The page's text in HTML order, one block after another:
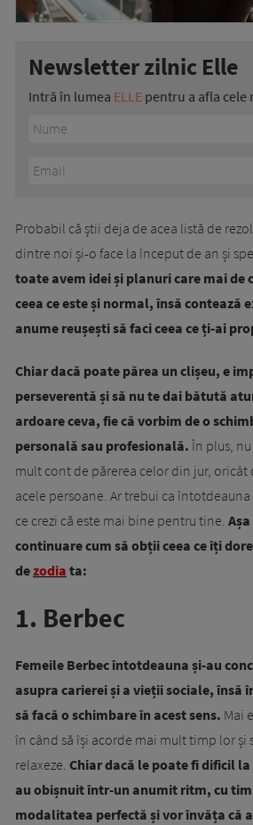
Newsletter zilnic Elle
Intră în lumea ELLE pentru a afla cele
Probabil că știi deja de acea listă de
dintre noi și-o face la început de an și
toate avem idei și planuri care mai de
ceea ce este și normal, însă contează
anume reușești să faci ceea ce ți-ai
Chiar dacă poate părea un clișeu, e
perseverentă și să nu te dai bătută
ardoare ceva, fie că vorbim de o
personală sau profesională. În plus,
mult cont de părerea celor din jur, oricât
acele persoane. Ar trebui ca întotdeauna
ce crezi că este mai bine pentru tine.
continuare cum să obții ceea ce îți
dezodia ta:
1. Berbec
Femeile Berbec întotdeauna și-au
asupra carierei și a vieții sociale, însă
să facă o schimbare în acest sens. Mai
în când să își acorde mai mult timp lor și
relaxeze. Chiar dacă le poate fi dificil
au obișnuit într-un anumit ritm, cu
modalitatea perfectă și vor învăța că